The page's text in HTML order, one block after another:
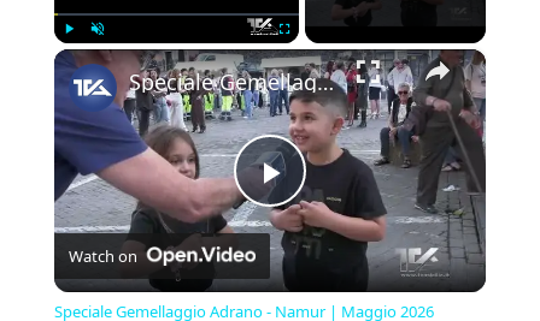
Unmute Fullscreen ×
Play
Video
Speciale Gemellaggio Adrano - Namur | Maggio 2026
Watch on
Speciale Gemellaggio Adrano - Namur | Maggio 2026